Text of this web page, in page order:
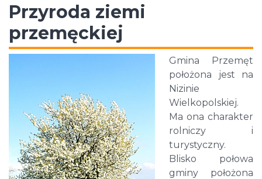
Przyroda ziemi
przemęckiej
Gmina Przemęt
położona jest na
Nizinie
Wielkopolskiej.
Ma ona charakter
rolniczy i
turystyczny.
Blisko połowa
gminy położona